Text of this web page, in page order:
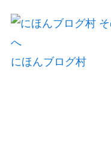
にほんブログ村